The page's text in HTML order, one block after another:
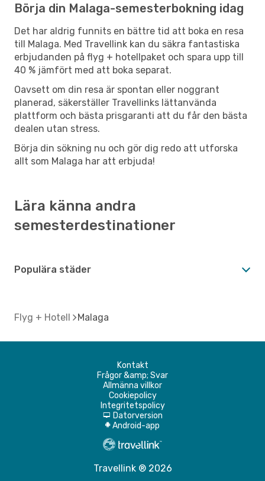
Börja din Malaga-semesterbokning idag
Det har aldrig funnits en bättre tid att boka en resa
till Malaga. Med Travellink kan du säkra fantastiska
erbjudanden på flyg + hotellpaket och spara upp till
40 % jämfört med att boka separat.
Oavsett om din resa är spontan eller noggrant
planerad, säkerställer Travellinks lättanvända
plattform och bästa prisgaranti att du får den bästa
dealen utan stress.
Börja din sökning nu och gör dig redo att utforska
allt som Malaga har att erbjuda!
Lära känna andra
semesterdestinationer
Populära städer
Flyg + Hotell Malaga
Kontakt
Frågor &amp; Svar
Allmänna villkor
Cookiepolicy
Integritetspolicy
d Datorversion
A Android-app
Travellink ® 2026